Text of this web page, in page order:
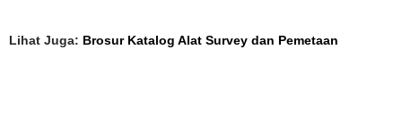
Lihat Juga: Brosur Katalog Alat Survey dan Pemetaan